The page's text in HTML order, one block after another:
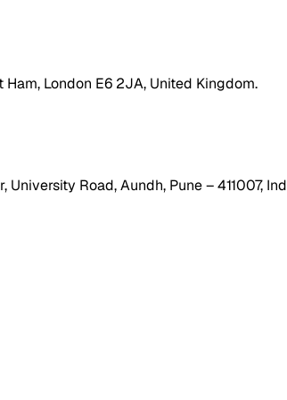
London E6 2JA, United Kingdom.
Road, Aundh, Pune – 411007,